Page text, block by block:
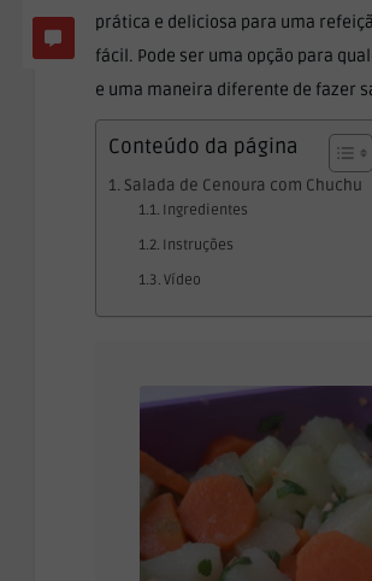
prática e deliciosa para uma
fácil. Pode ser uma opção para
e uma maneira diferente de fazer
Conteúdo da página
Salada de Cenoura com Chuchu
Ingredientes
Instruções
Vídeo